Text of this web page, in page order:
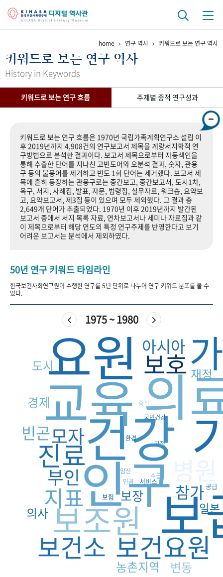
걸어온 길 기관 변천사 역대 기관장
연구 역사
기록물 아카이브
사진 아카이브 문서 기록물 행정박물 영상 기록물
+1주년 기념
성과 50선 숫자로 보는 50년 50+1주년 광장
세계와 함께 한 KIHASA
VR 역사관
home 연구 역사 키워드로 보는 연구 역사
키워드로 보는 연구 역사
History in Keywords
키워드로 보는 연구 흐름 주제별 종적 연구성과
키워드로 보는 연구 흐름은 1970년 국립가족계획연구소 설립 이
후 2019년까지 4,908건의 연구보고서 제목을 계량서지학적 연
구방법으로 분석한 결과이다. 보고서 제목으로부터 자동색인을
통해 추출한 단어를 지나친 고빈도어와 오분석 결과, 숫자, 관용
구 등의 불용어를 제거하고 빈도 1회 단어는 제거했다. 보고서 제
목에 흔히 등장하는 관용구로는 중간보고, 중간보고서, 도시1차,
옥구, 서지, 사례집, 발표, 자문, 법령집, 실무자료, 워크숍, 요약보
고, 요약보고서, 제3집 등이 있으며 모두 제외했다. 그 결과 총
2,649개 단어가 추출되었다. 1970년 이후 2019년까지 발간된
보고서 중에서 서지 목록 자료, 연차보고서나 세미나 자료집과 같
이 제목으로부터 해당 연도의 특정 연구주제를 반영한다고 보기
어려운 보고서는 분석에서 제외하였다.
50년 연구 키워드 타임라인
한국보건사회연구원이 수행한 연구를 5년 단위로 나누어 연구 키워드 분포를 볼 수
있다.
1975 ~ 1980
인구
의
보
건강
교육
요원
보조원
진료
보건요원
보건소
보호
지표
모자
부인
아시아
참가
빈곤
보장
경제
변동
재정
도시
농촌지역
의사 일본
서비스
공급
보험
가정
국민건강
수급
환경
임신
인공
중절